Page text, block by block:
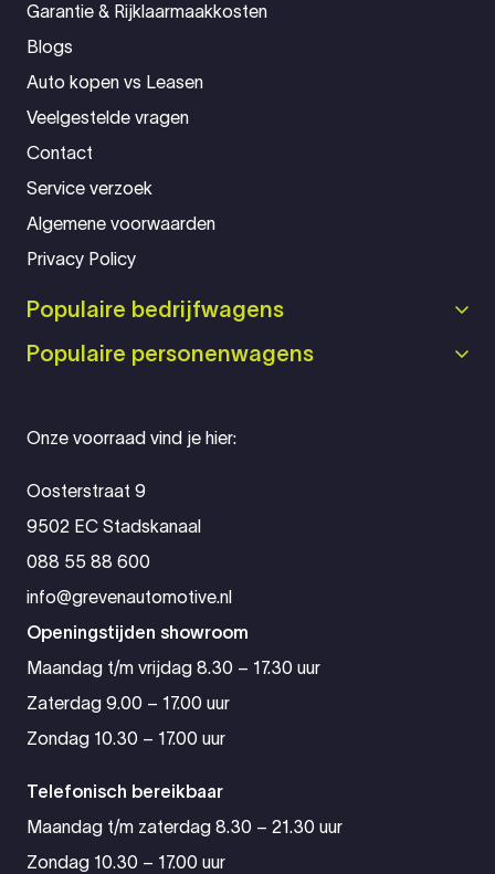
Onze voorraad vind je hier:
Oosterstraat 9
9502 EC Stadskanaal
088 55 88 600
info@grevenautomotive.nl
Openingstijden showroom
Maandag t/m vrijdag 8.30 – 17.30 uur
Zaterdag 9.00 – 17.00 uur
Zondag 10.30 – 17.00 uur
Telefonisch bereikbaar
Maandag t/m zaterdag 8.30 – 21.30 uur
Zondag 10.30 – 17.00 uur
Garantie & Rijklaarmaakkosten
Blogs
Auto kopen vs Leasen
Veelgestelde vragen
Contact
Service verzoek
Algemene voorwaarden
Privacy Policy
Populaire bedrijfwagens
Populaire personenwagens